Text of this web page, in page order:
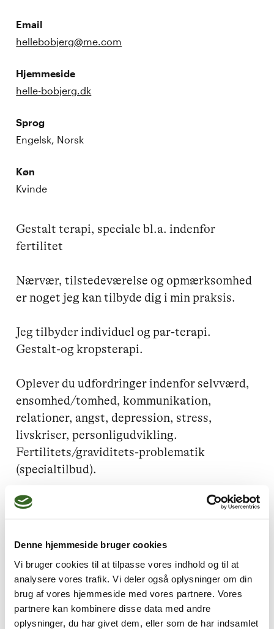
Denne hjemmeside bruger cookies
Vi bruger cookies til at tilpasse vores indhold og til at
analysere vores trafik. Vi deler også oplysninger om din
brug af vores hjemmeside med vores partnere. Vores
partnere kan kombinere disse data med andre
oplysninger, du har givet dem, eller som de har indsamlet
Email
hellebobjerg@me.com
Hjemmeside
helle-bobjerg.dk
Sprog
Engelsk, Norsk
Køn
Kvinde
Gestalt terapi, speciale bl.a. indenfor
fertilitet
Nærvær, tilstedeværelse og opmærksomhed
er noget jeg kan tilbyde dig i min praksis.
Jeg tilbyder individuel og par-terapi.
Gestalt-og kropsterapi.
Oplever du udfordringer indenfor selvværd,
ensomhed/tomhed, kommunikation,
relationer, angst, depression, stress,
livskriser, personligudvikling.
Fertilitets/graviditets-problematik
(specialtilbud).
Jeg kan hjælpe dig med
Lavt selvværd, Stress,
Ensomhed